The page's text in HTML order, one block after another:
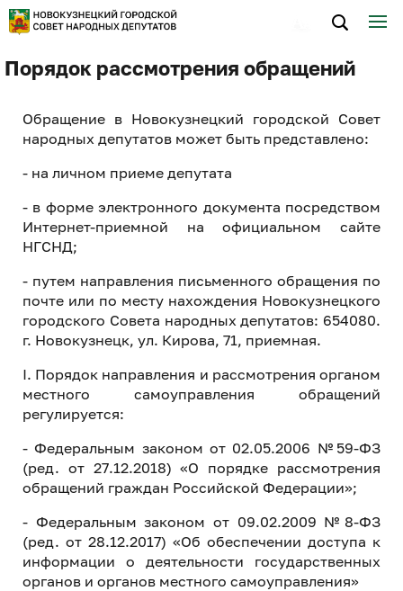
Порядок рассмотрения обращений
Обращение в Новокузнецкий городской Совет
народных депутатов может быть представлено:
- на личном приеме депутата
- в форме электронного документа посредством
Интернет-приемной на официальном сайте
НГСНД;
- путем направления письменного обращения по
почте или по месту нахождения Новокузнецкого
городского Совета народных депутатов: 654080.
г. Новокузнецк, ул. Кирова, 71, приемная.
I. Порядок направления и рассмотрения органом
местного самоуправления обращений
регулируется:
- Федеральным законом от 02.05.2006 №59-ФЗ
(ред. от 27.12.2018) «О порядке рассмотрения
обращений граждан Российской Федерации»;
- Федеральным законом от 09.02.2009 №8-ФЗ
(ред. от 28.12.2017) «Об обеспечении доступа к
информации о деятельности государственных
органов и органов местного самоуправления»